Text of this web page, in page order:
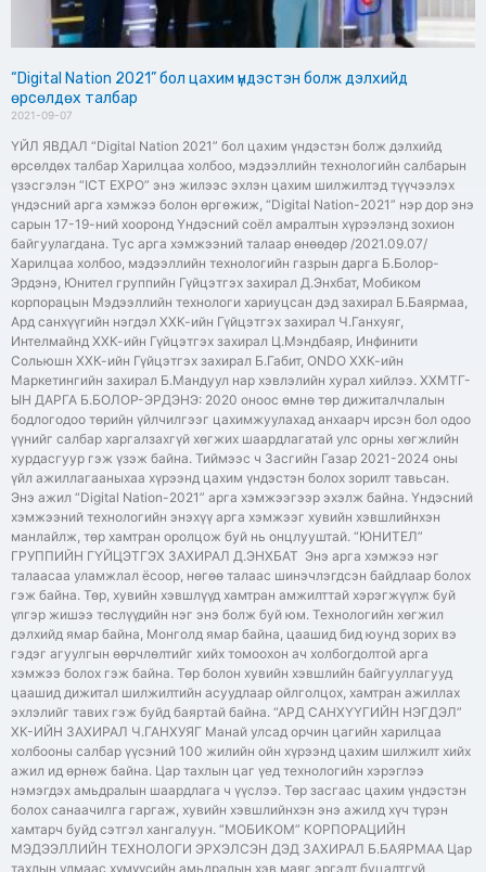
“Digital Nation 2021” бол цахим үндэстэн болж дэлхийд
өрсөлдөх талбар
2021-09-07
ҮЙЛ ЯВДАЛ “Digital Nation 2021” бол цахим үндэстэн болж дэлхийд
өрсөлдөх талбар Харилцаа холбоо, мэдээллийн технологийн салбарын
үзэсгэлэн “ICT EXPO” энэ жилээс эхлэн цахим шилжилтэд түүчээлэх
үндэсний арга хэмжээ болон өргөжиж, “Digital Nation-2021” нэр дор энэ
сарын 17-19-ний хооронд Үндэсний соёл амралтын хүрээлэнд зохион
байгуулагдана. Тус арга хэмжээний талаар өнөөдөр /2021.09.07/
Харилцаа холбоо, мэдээллийн технологийн газрын дарга Б.Болор-
Эрдэнэ, Юнител группийн Гүйцэтгэх захирал Д.Энхбат, Мобиком
корпорацын Мэдээллийн технологи хариуцсан дэд захирал Б.Баярмаа,
Ард санхүүгийн нэгдэл ХХК-ийн Гүйцэтгэх захирал Ч.Ганхуяг,
Интелмайнд ХХК-ийн Гүйцэтгэх захирал Ц.Мэндбаяр, Инфинити
Сольюшн ХХК-ийн Гүйцэтгэх захирал Б.Габит, ONDO ХХК-ийн
Маркетингийн захирал Б.Мандуул нар хэвлэлийн хурал хийлээ. ХХМТГ-
ЫН ДАРГА Б.БОЛОР-ЭРДЭНЭ: 2020 оноос өмнө төр дижиталчлалын
бодлогодоо төрийн үйлчилгээг цахимжуулахад анхаарч ирсэн бол одоо
үүнийг салбар харгалзахгүй хөгжих шаардлагатай улс орны хөгжлийн
хурдасгуур гэж үзэж байна. Тиймээс ч Засгийн Газар 2021-2024 оны
үйл ажиллагааныхаа хүрээнд цахим үндэстэн болох зорилт тавьсан.
Энэ ажил “Digital Nation-2021” арга хэмжээгээр эхэлж байна. Үндэсний
хэмжээний технологийн энэхүү арга хэмжээг хувийн хэвшлийнхэн
манлайлж, төр хамтран оролцож буй нь онцлууштай. “ЮНИТЕЛ”
ГРУППИЙН ГҮЙЦЭТГЭХ ЗАХИРАЛ Д.ЭНХБАТ Энэ арга хэмжээ нэг
талаасаа уламжлал ёсоор, нөгөө талаас шинэчлэгдсэн байдлаар болох
гэж байна. Төр, хувийн хэвшлүүд хамтран амжилттай хэрэгжүүлж буй
үлгэр жишээ төслүүдийн нэг энэ болж буй юм. Технологийн хөгжил
дэлхийд ямар байна, Монголд ямар байна, цаашид бид юунд зорих вэ
гэдэг агуулгын өөрчлөлтийг хийх томоохон ач холбогдолтой арга
хэмжээ болох гэж байна. Төр болон хувийн хэвшлийн байгууллагууд
цаашид дижитал шилжилтийн асуудлаар ойлголцох, хамтран ажиллах
эхлэлийг тавих гэж буйд баяртай байна. “АРД САНХҮҮГИЙН НЭГДЭЛ”
ХК-ИЙН ЗАХИРАЛ Ч.ГАНХУЯГ Манай улсад орчин цагийн харилцаа
холбооны салбар үүсэний 100 жилийн ойн хүрээнд цахим шилжилт хийх
ажил ид өрнөж байна. Цар тахлын цаг үед технологийн хэрэглээ
нэмэгдэх амьдралын шаардлага ч үүслээ. Төр засгаас цахим үндэстэн
болох санаачилга гаргаж, хувийн хэвшлийнхэн энэ ажилд хүч түрэн
хамтарч буйд сэтгэл хангалуун. “МОБИКОМ” КОРПОРАЦИЙН
МЭДЭЭЛЛИЙН ТЕХНОЛОГИ ЭРХЭЛСЭН ДЭД ЗАХИРАЛ Б.БАЯРМАА Цар
тахлын улмаас хүмүүсийн амьдралын хэв маяг эргэлт буцалтгүй